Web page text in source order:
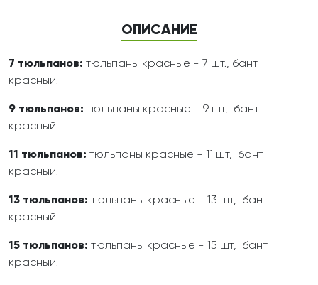
ОПИСАНИЕ
7 тюльпанов: тюльпаны красные - 7 шт., бант
красный.
9 тюльпанов: тюльпаны красные - 9 шт, бант
красный.
11 тюльпанов: тюльпаны красные - 11 шт, бант
красный.
13 тюльпанов: тюльпаны красные - 13 шт, бант
красный.
15 тюльпанов: тюльпаны красные - 15 шт, бант
красный.